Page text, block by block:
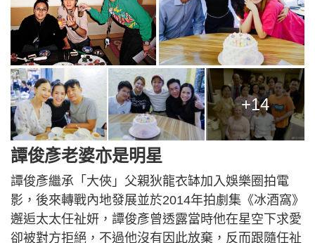
+14
譚俊彥老婆亦是明星
譚俊彥繼承「大俠」父親狄龍衣缽加入娛樂圈拍電
影，後來轉戰內地發展並於2014年拍劇集《冰酒窩》
邂逅太太任祉妍，譚俊彥曾透露當時他在星空下求愛
卻被對方拒絕，不過他沒有因此放棄，反而跟隨任祉